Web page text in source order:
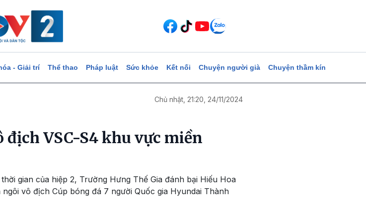
- Giải trí Thể thao Pháp luật Sức khỏe Kết nối Chuyện người già Chuyện thầm kín
Chủ nhật, 21:20, 24/11/2024
VSC-S4 khu vực miền
gian của hiệp 2, Trường Hưng Thế Gia đánh bại Hiếu Hoa
vô địch Cúp bóng đá 7 người Quốc gia Hyundai Thành